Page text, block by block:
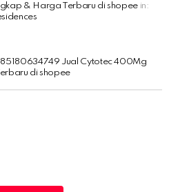
& Harga Terbaru di shopee in:
Jual Cytotec 400Mg
di shopee